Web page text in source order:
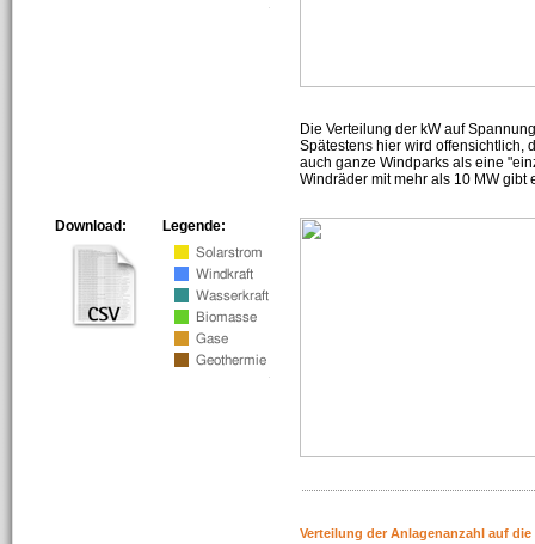
Die Verteilung der kW auf
Spätestens hier wird offensichtlich,
auch ganze Windparks als eine
Windräder mit mehr als 10 MW gibt
Legende:
Download:
Verteilung der Anlagenanzahl auf die